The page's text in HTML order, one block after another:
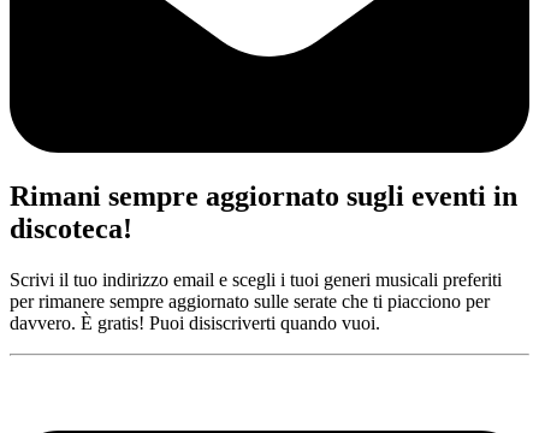
Rimani sempre aggiornato sugli eventi in
discoteca!
Scrivi il tuo indirizzo email e scegli i tuoi generi musicali preferiti
per rimanere sempre aggiornato sulle serate che ti piacciono per
davvero. È gratis! Puoi disiscriverti quando vuoi.